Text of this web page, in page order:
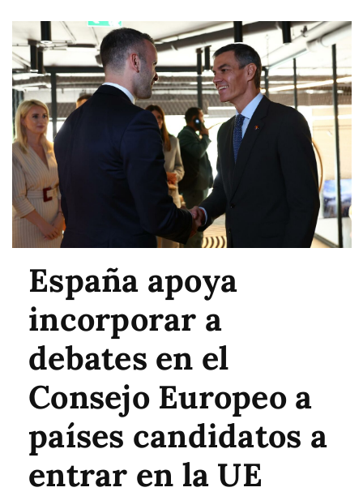
España apoya
incorporar a
debates en el
Consejo Europeo a
países candidatos a
entrar en la UE